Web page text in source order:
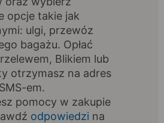
opcje takie jak
ulgi, przewóz
bagażu. Opłać
Blikiem lub
otrzymasz na adres
em.
pomocy w zakupie
odpowiedzi na